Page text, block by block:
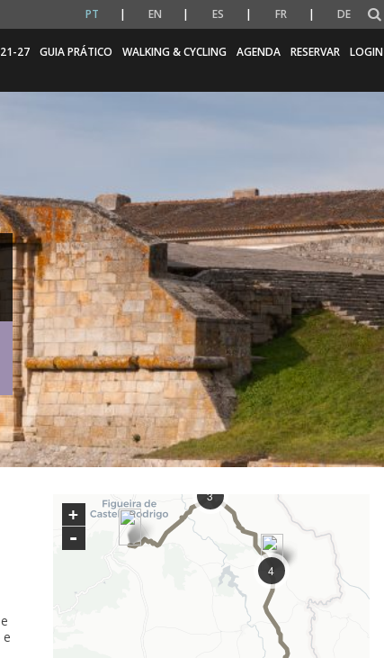
PT EN ES FR DE
21-27 GUIA PRÁTICO WALKING & CYCLING AGENDA RESERVAR LOGIN
4
3
+
-